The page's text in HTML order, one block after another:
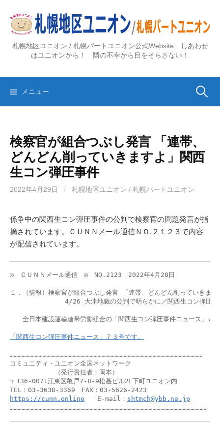
ス
札幌地区ユニオン / 札幌パートユニオン公式Website しあわせ
はユニオンから！ 隣の不幸から目をそらさない！
メニュー 検
検察官が組合つぶし発言 「連帯、
どんどん削っていきますよ」関西
生コン弾圧事件
2022年4月29日 / 札幌地区ユニオン / 札幌パートユニオン
係争中の関西生コン弾圧事件の公判で検察官の問題発言が指
摘されています。ＣＵＮＮメール通信ＮＯ.２１２３で内容
が配信されています。
◎　ＣＵＮＮメール通信　◎　NO.2123　2022年4月28日
１．（情報）検察官が組合つぶし発言 「連帯、どんどん削っていきます
4/26 大津地裁の公判で明らかに／関西生コン弾圧事件
全日本建設運輸連帯労働組合の「関西生コン弾圧事件ニュース」73
「関西生コン弾圧事件ニュース」７３号です。
…………………………………………………………………………………………………………………………………
コミュニティ・ユニオン全国ネットワーク
（発行責任者：岡本）
〒136-0071江東区亀戸7-8-9松甚ビル2F下町ユニオン内
https://cunn.online E-mail： shtmch@ybb.ne.jp
……………………………………………………………………………………………………………………………………